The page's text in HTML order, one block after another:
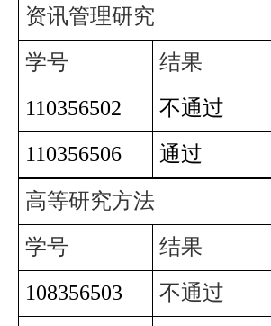
资讯管理研究
学号
结果
110356502
不通过
110356506
通过
高等研究方法
学号
结果
108356503
不通过